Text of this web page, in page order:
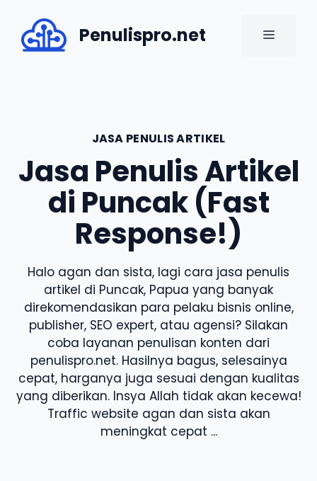
content
Penulispro.net MENU
JASA PENULIS ARTIKEL
Jasa Penulis Artikel
di Puncak (Fast
Response!)
Halo agan dan sista, lagi cara jasa penulis
artikel di Puncak, Papua yang banyak
direkomendasikan para pelaku bisnis online,
publisher, SEO expert, atau agensi? Silakan
coba layanan penulisan konten dari
penulispro.net. Hasilnya bagus, selesainya
cepat, harganya juga sesuai dengan kualitas
yang diberikan. Insya Allah tidak akan kecewa!
Traffic website agan dan sista akan
meningkat cepat ...